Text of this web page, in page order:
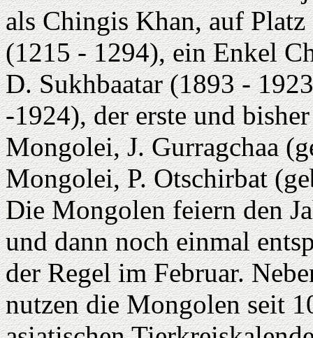
als Chingis Khan, auf
(1215 - 1294), ein Enkel
D. Sukhbaatar (1893 -
-1924), der erste und
Mongolei, J. Gurragchaa
Mongolei, P. Otschirbat
Die Mongolen feiern den
und dann noch einmal
der Regel im Februar.
nutzen die Mongolen seit